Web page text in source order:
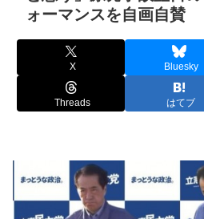
ォーマンスを自画自賛
X Bluesky
Threads はてブ